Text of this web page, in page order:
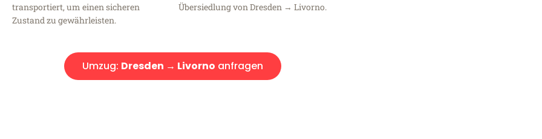
transportiert, um einen sicheren
Zustand zu gewährleisten.
Übersiedlung von Dresden → Livorno.
Umzug: Dresden → Livorno anfragen